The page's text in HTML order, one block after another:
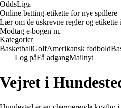
OddsLiga
Online betting-etikette for nye spillere
Lær om de uskrevne regler og
Modtag e-bogen nu
Kategorier
BasketballGolfAmerikansk fodbold
Log påFå adgangMailnyt
Vejret i